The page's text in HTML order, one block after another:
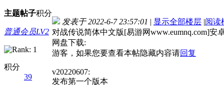
主题帖子积分
普通会员LV2
积分
39
发表于 2022-6-7 23:57:01 | 显示全部楼层 |阅读
对战传说简体中文版[易游网www.eumnq.com]安
网盘下载:
游客，如果您要查看本帖隐藏内容请回复
v20220607:
发布第一个版本